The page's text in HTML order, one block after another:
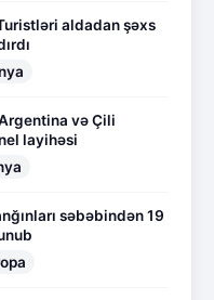
aldadan şəxs
və Çili
layihəsi
səbəbindən 19